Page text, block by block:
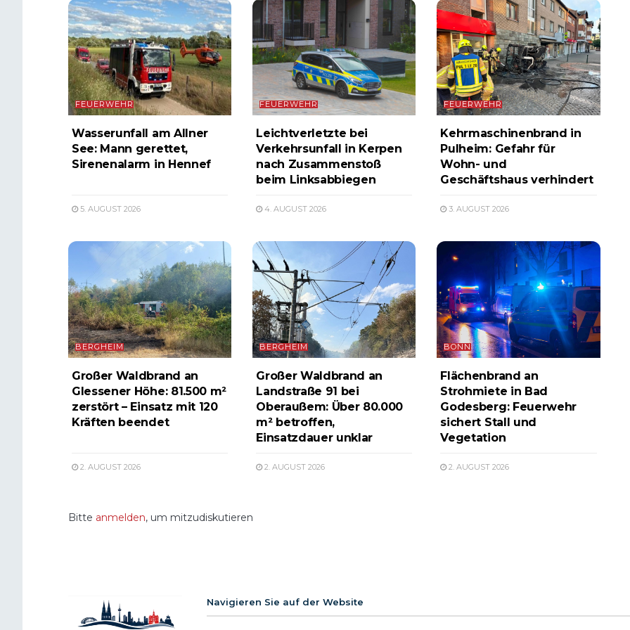
FEUERWEHR
Wasserunfall am Allner
See: Mann gerettet,
Sirenenalarm in Hennef
5. AUGUST 2026
FEUERWEHR
Leichtverletzte bei
Verkehrsunfall in Kerpen
nach Zusammenstoß
beim Linksabbiegen
4. AUGUST 2026
FEUERWEHR
Kehrmaschinenbrand in
Pulheim: Gefahr für
Wohn- und
Geschäftshaus verhindert
3. AUGUST 2026
BERGHEIM
Großer Waldbrand an
Glessener Höhe: 81.500 m²
zerstört – Einsatz mit 120
Kräften beendet
2. AUGUST 2026
BERGHEIM
Großer Waldbrand an
Landstraße 91 bei
Oberaußem: Über 80.000
m² betroffen,
Einsatzdauer unklar
2. AUGUST 2026
BONN
Flächenbrand an
Strohmiete in Bad
Godesberg: Feuerwehr
sichert Stall und
Vegetation
2. AUGUST 2026
Bitte anmelden, um mitzudiskutieren
Navigieren Sie auf der Website